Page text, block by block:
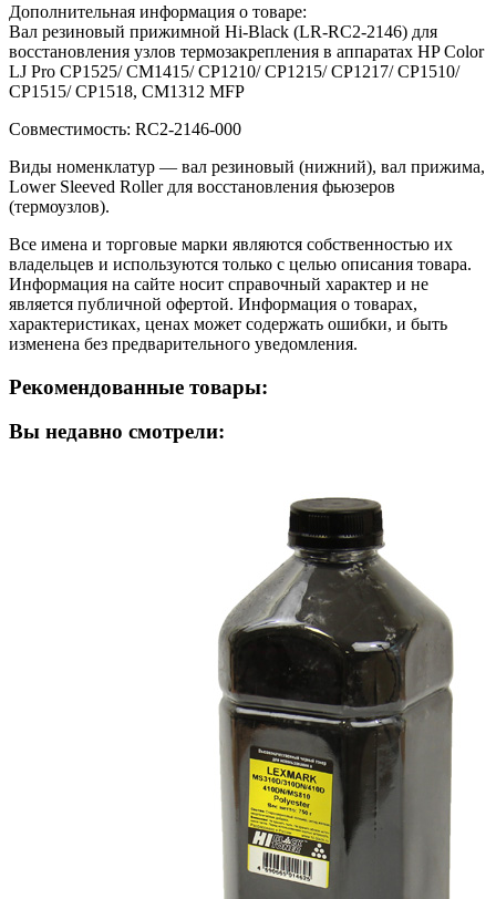
Дополнительная информация о товаре:
Вал резиновый прижимной Hi-Black (LR-RC2-2146) для
восстановления узлов термозакрепления в аппаратах HP Color
LJ Pro CP1525/ CM1415/ CP1210/ CP1215/ CP1217/ CP1510/
CP1515/ CP1518, CM1312 MFP
Совместимость: RC2-2146-000
Виды номенклатур — вал резиновый (нижний), вал прижима,
Lower Sleeved Roller для восстановления фьюзеров
(термоузлов).
Все имена и торговые марки являются собственностью их
владельцев и используются только с целью описания товара.
Информация на сайте носит справочный характер и не
является публичной офертой. Информация о товарах,
характеристиках, ценах может содержать ошибки, и быть
изменена без предварительного уведомления.
Рекомендованные товары:
Вы недавно смотрели: